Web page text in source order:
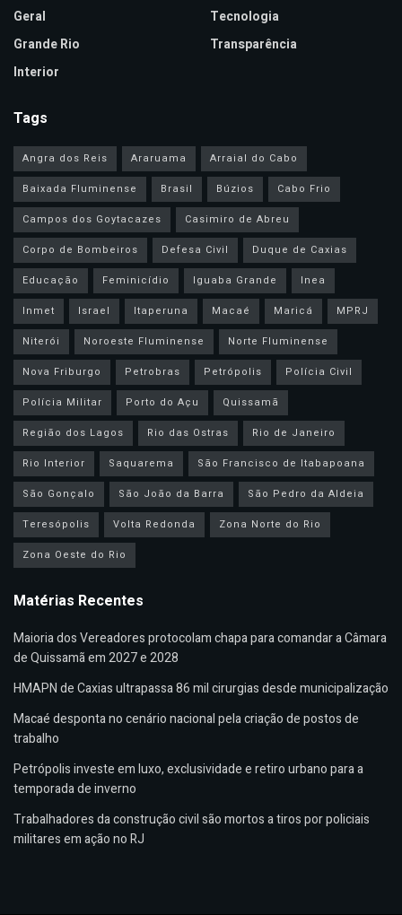
Geral
Grande Rio
Interior
Tecnologia
Transparência
Tags
Angra dos Reis Araruama
Arraial do Cabo
Baixada Fluminense
Brasil Búzios
Cabo Frio
Campos dos Goytacazes
Casimiro de Abreu
Corpo de Bombeiros
Defesa Civil
Duque de Caxias
Educação
Feminicídio Iguaba Grande
Inea
Inmet
Israel Itaperuna Macaé Maricá
MPRJ
Niterói
Noroeste Fluminense
Norte Fluminense
Nova Friburgo
Petrobras Petrópolis
Polícia Civil
Polícia Militar
Porto do Açu
Quissamã
Região dos Lagos
Rio das Ostras
Rio de Janeiro
Rio Interior
Saquarema
São Francisco de Itabapoana
São Gonçalo
São João da Barra
São Pedro da Aldeia
Teresópolis
Volta Redonda
Zona Norte do Rio
Zona Oeste do Rio
Matérias Recentes
Maioria dos Vereadores protocolam chapa para comandar a Câmara
de Quissamã em 2027 e 2028
HMAPN de Caxias ultrapassa 86 mil cirurgias desde municipalização
Macaé desponta no cenário nacional pela criação de postos de
trabalho
Petrópolis investe em luxo, exclusividade e retiro urbano para a
temporada de inverno
Trabalhadores da construção civil são mortos a tiros por policiais
militares em ação no RJ